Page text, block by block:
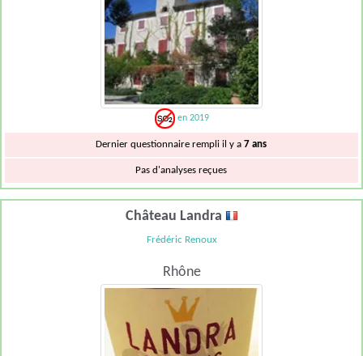
en 2019
Dernier questionnaire rempli il y a7 ans
Pas d'analyses reçues
Château Landra
Frédéric Renoux
Rhône